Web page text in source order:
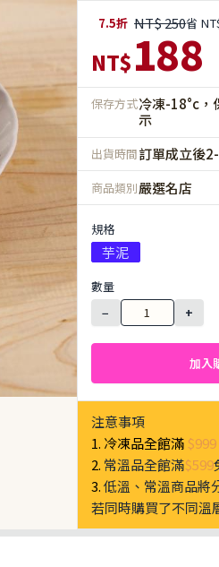
7.5折 NT$ 250省
NT$188
保存方式冷凍-18°c，
示
出貨時間訂單成立後
商品類別嚴選名店
規格
芋泥
數量
−
+
加入
注意事項
1. 冷凍品全館滿 $999
2. 常溫品全館滿$599
3.低溫、常溫商品將
若同時購買了不同溫